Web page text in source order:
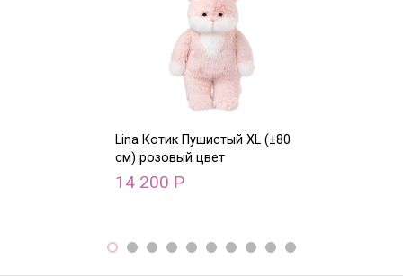
Lina Котик Пушистый XL (±80
см) розовый цвет
14 200 Р